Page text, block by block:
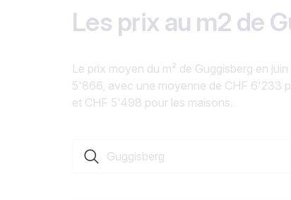
Les prix au m2 de
Le prix moyen du m² de Guggisberg en
5'866, avec une moyenne de CHF 6'233
et CHF 5'498 pour les maisons.